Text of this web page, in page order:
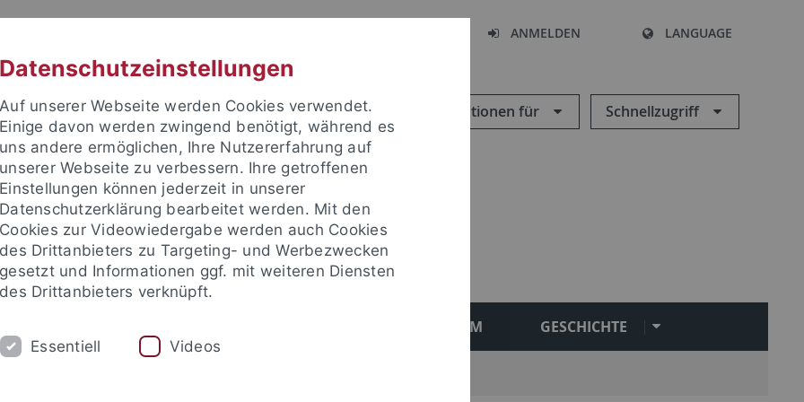
ANMELDEN LANGUAGE
Informationen für Schnellzugriff
Astrophysik
STUDIUM GESCHICHTE
Datenschutzeinstellungen
Auf unserer Webseite werden Cookies verwendet.
Einige davon werden zwingend benötigt, während es
uns andere ermöglichen, Ihre Nutzererfahrung auf
unserer Webseite zu verbessern. Ihre getroffenen
Einstellungen können jederzeit in unserer
Datenschutzerklärung bearbeitet werden. Mit den
Cookies zur Videowiedergabe werden auch Cookies
des Drittanbieters zu Targeting- und Werbezwecken
gesetzt und Informationen ggf. mit weiteren Diensten
des Drittanbieters verknüpft.
Essentiell Videos